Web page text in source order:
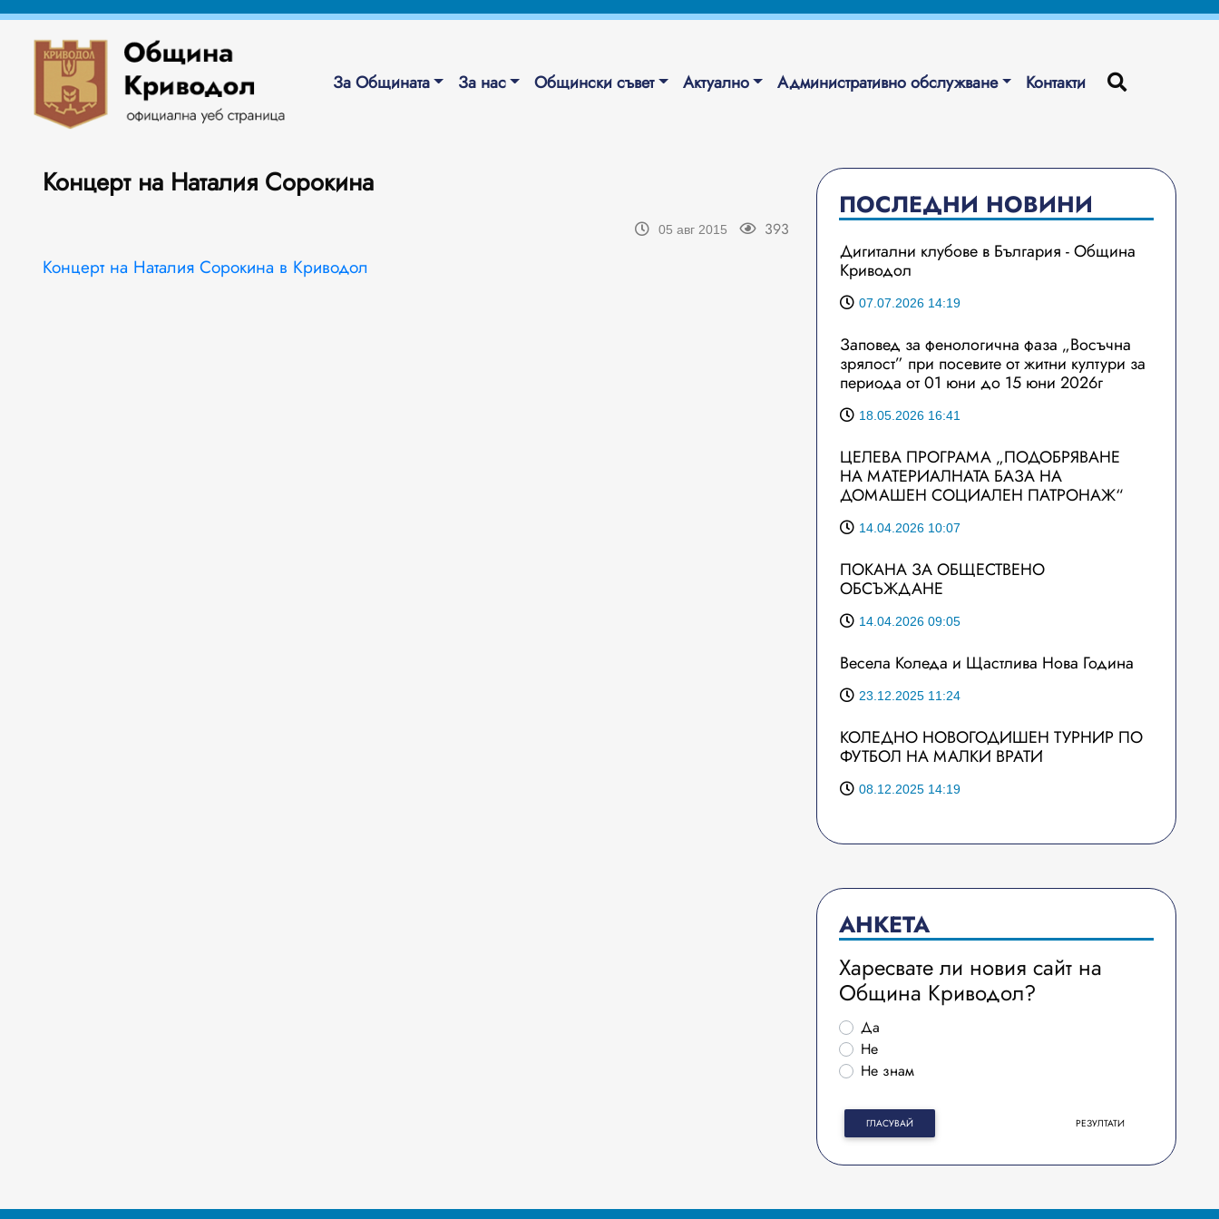
За Общината За нас Общински съвет Актуално Административно обслужване Контакти
Концерт на Наталия Сорокина
05 авг 2015 393
Концерт на Наталия Сорокина в Криводол
ПОСЛЕДНИ НОВИНИ
Дигитални клубове в България - Община
Криводол
07.07.2026 14:19
Заповед за фенологична фаза „Восъчна
зрялост” при посевите от житни култури за
периода от 01 юни до 15 юни 2026г
18.05.2026 16:41
ЦЕЛЕВА ПРОГРАМА „ПОДОБРЯВАНЕ
НА МАТЕРИАЛНАТА БАЗА НА
ДОМАШЕН СОЦИАЛЕН ПАТРОНАЖ“
14.04.2026 10:07
ПОКАНА ЗА ОБЩЕСТВЕНО
ОБСЪЖДАНЕ
14.04.2026 09:05
Весела Коледа и Щастлива Нова Година
23.12.2025 11:24
КОЛЕДНО НОВОГОДИШЕН ТУРНИР ПО
ФУТБОЛ НА МАЛКИ ВРАТИ
08.12.2025 14:19
АНКЕТА
Харесвате ли новия сайт на
Община Криводол?
Да
Не
Не знам
ГЛАСУВАЙ РЕЗУЛТАТИ